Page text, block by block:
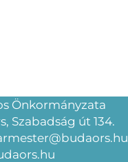
Önkormányzata
Szabadság út 134.